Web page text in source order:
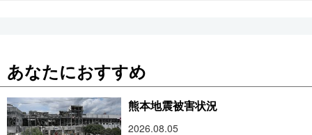
あなたにおすすめ
熊本地震被害状況
2026.08.05